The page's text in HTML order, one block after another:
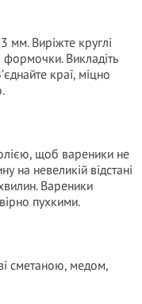
мм. Виріжте круглі
Викладіть
краї, міцно
щоб вареники не
на невеликій відстані
Вареники
пухкими.
сметаною, медом,